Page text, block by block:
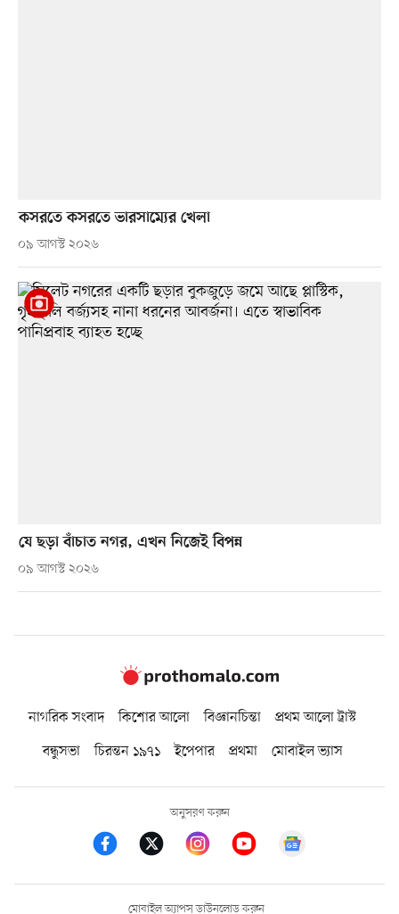
কসরতে কসরতে ভারসাম্যের খেলা
০৯ আগস্ট ২০২৬
যে ছড়া বাঁচাত নগর, এখন নিজেই বিপন্ন
০৯ আগস্ট ২০২৬
নাগরিক সংবাদ কিশোর আলো বিজ্ঞানচিন্তা
প্রথম আলো ট্রাস্ট
বন্ধুসভা
চিরন্তন ১৯৭১ ইপেপার প্রথমা মোবাইল ভ্যাস
অনুসরণ করুন
মোবাইল অ্যাপস ডাউনলোড করুন